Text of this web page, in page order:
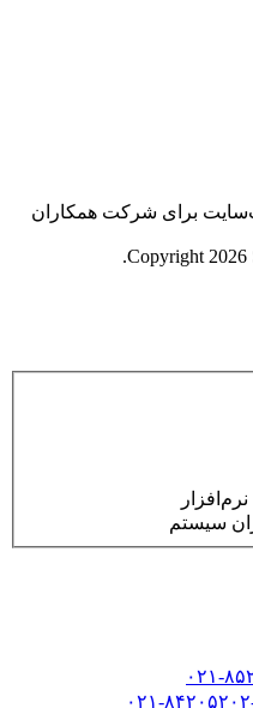
برای شرکت همکاران
سیستم
۸۵۲۰
۸۴۲۰۵۲۰۲-۴